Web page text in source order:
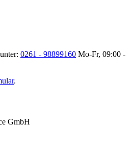
0261 - 98899160 Mo-Fr, 09:00 -
.
GmbH